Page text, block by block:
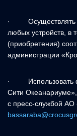
· Осуществлять
любых устройств, в
(приобретения)
администрации
· Использовать
Сити Океанариуме»,
с пресс-службой